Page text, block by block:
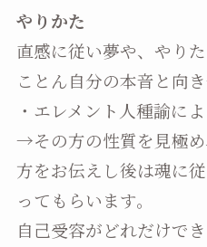
やりかた
直感に従い夢や、やり
ことん自分の本音と向
・エレメント人種諭に
→その方の性質を見極
方をお伝えし後は魂に
ってもらいます。
自己受容がどれだけで